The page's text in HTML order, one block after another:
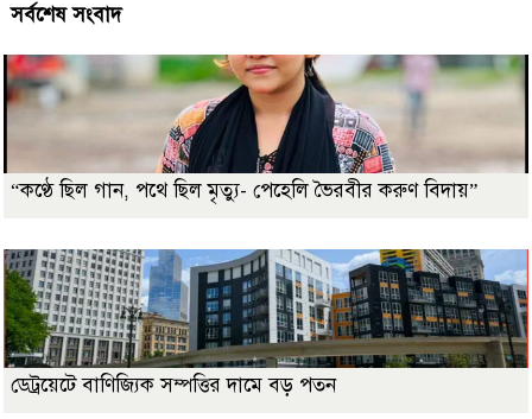
সর্বশেষ সংবাদ
“কণ্ঠে ছিল গান, পথে ছিল মৃত্যু- পেহেলি ভৈরবীর করুণ বিদায়”
ডেট্রয়েটে বাণিজ্যিক সম্পত্তির দামে বড় পতন